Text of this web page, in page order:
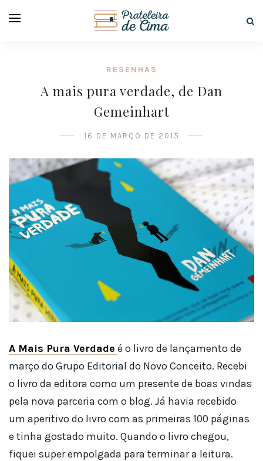
RESENHAS
A mais pura verdade, de Dan
Gemeinhart
16 DE MARÇO DE 2015
A Mais Pura Verdade é o livro de lançamento de
março do Grupo Editorial do Novo Conceito. Recebi
o livro da editora como um presente de boas vindas
pela nova parceria com o blog. Já havia recebido
um aperitivo do livro com as primeiras 100 páginas
e tinha gostado muito. Quando o livro chegou,
fiquei super empolgada para terminar a leitura.